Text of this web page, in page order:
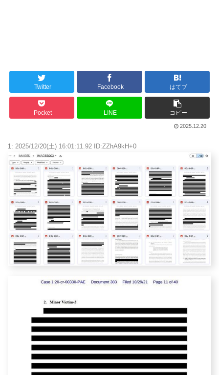
Twitter Facebook はてブ
Pocket LINE コピー
2025.12.20
1: 2025/12/20(土) 16:01:11.92 ID:ZZhA9kH+0